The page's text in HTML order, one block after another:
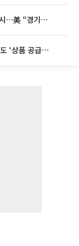
이란, 미국에 호르무즈 합의 조건 제시…美 “경기 아직 안 끝나” [종합]
‘회생 D-3주’ 홈플러스, 영업 재개에도 ‘상품 공급망’ 복구가 생존 관건